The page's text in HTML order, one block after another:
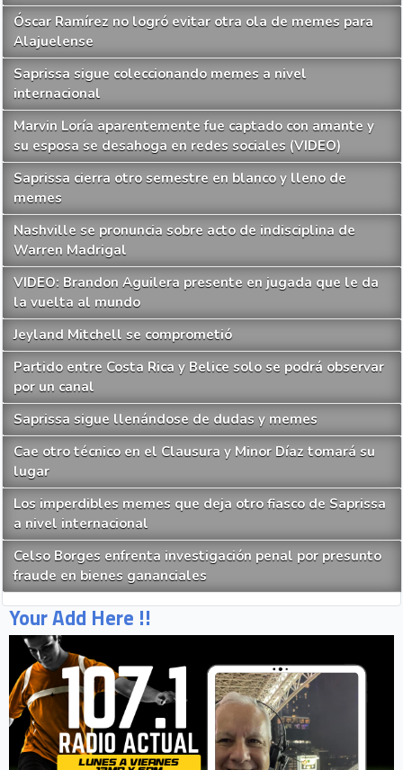
Óscar Ramírez no logró evitar otra ola de memes para
Alajuelense
Saprissa sigue coleccionando memes a nivel
internacional
Marvin Loría aparentemente fue captado con amante y
su esposa se desahoga en redes sociales (VIDEO)
Saprissa cierra otro semestre en blanco y lleno de
memes
Nashville se pronuncia sobre acto de indisciplina de
Warren Madrigal
VIDEO: Brandon Aguilera presente en jugada que le da
la vuelta al mundo
Jeyland Mitchell se comprometió
Partido entre Costa Rica y Belice solo se podrá observar
por un canal
Saprissa sigue llenándose de dudas y memes
Cae otro técnico en el Clausura y Minor Díaz tomará su
lugar
Los imperdibles memes que deja otro fiasco de Saprissa
a nivel internacional
Celso Borges enfrenta investigación penal por presunto
fraude en bienes gananciales
Your Add Here !!